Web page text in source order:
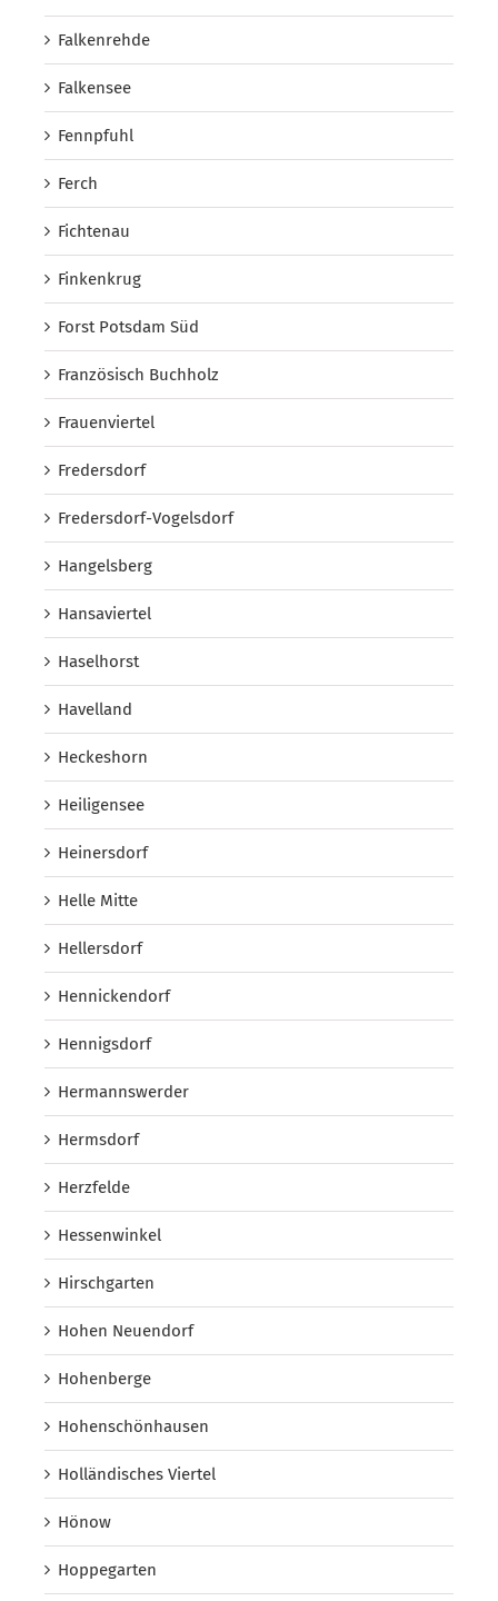
Falkenrehde
Falkensee
Fennpfuhl
Ferch
Fichtenau
Finkenkrug
Forst Potsdam Süd
Französisch Buchholz
Frauenviertel
Fredersdorf
Fredersdorf-Vogelsdorf
Hangelsberg
Hansaviertel
Haselhorst
Havelland
Heckeshorn
Heiligensee
Heinersdorf
Helle Mitte
Hellersdorf
Hennickendorf
Hennigsdorf
Hermannswerder
Hermsdorf
Herzfelde
Hessenwinkel
Hirschgarten
Hohen Neuendorf
Hohenberge
Hohenschönhausen
Holländisches Viertel
Hönow
Hoppegarten